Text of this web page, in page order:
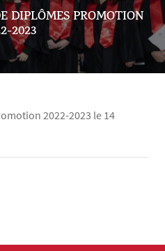
DIPLÔMES PROMOTION
2023
2022-2023 le 14